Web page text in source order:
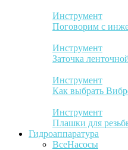
Инструмент
Поговорим с
Инструмент
Заточка
Инструмент
Как выбрать
Инструмент
Плашки для
Гидроаппаратура
ВсеНасосы